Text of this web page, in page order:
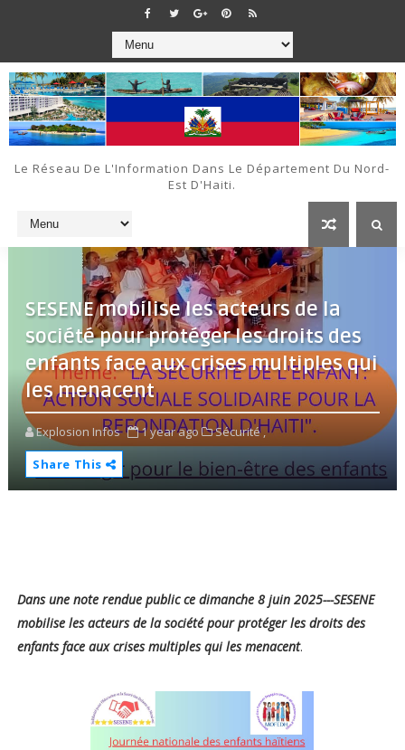
Le Réseau De L'Information Dans Le Département Du Nord-
Est D'Haiti.
SESENE mobilise les acteurs de la
société pour protéger les droits des
enfants face aux crises multiples qui
les menacent
Explosion Infos 1 year ago
Sécurité ,
Share This
Dans une note rendue public ce dimanche 8 juin 2025---SESENE
mobilise les acteurs de la société pour protéger les droits des
enfants face aux crises multiples qui les menacent.